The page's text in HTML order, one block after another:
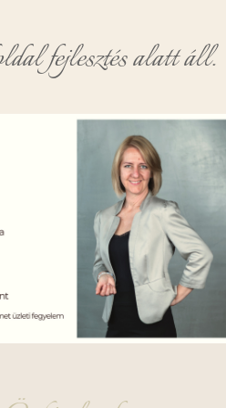
fejlesztés alatt áll.